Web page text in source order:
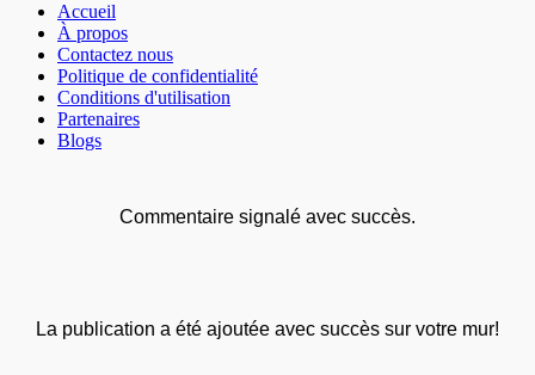
Accueil
À propos
Contactez nous
Politique de confidentialité
Conditions d'utilisation
Partenaires
Blogs
Commentaire signalé avec succès.
La publication a été ajoutée avec succès sur votre mur!